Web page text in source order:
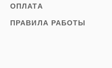
ОПЛАТА
ПРАВИЛА РАБОТЫ